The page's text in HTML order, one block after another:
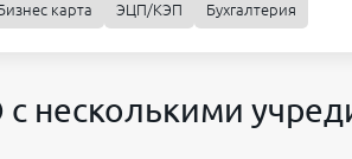
карта ЭЦП/КЭП Бухгалтерия
несколькими